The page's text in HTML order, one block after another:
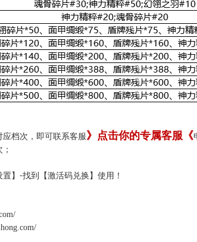
档次，即可联系客服》点击你的专属客服《
】-找到【激活码兑换】使用！